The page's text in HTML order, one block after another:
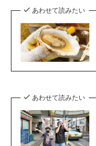
あわせて読みたい
あわせて読みたい